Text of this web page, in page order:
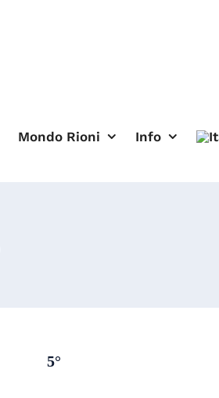
Mondo Rioni Info
5°